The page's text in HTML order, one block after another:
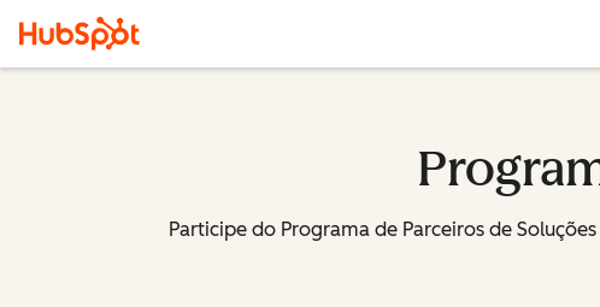
Participe do Programa de Parceiros de